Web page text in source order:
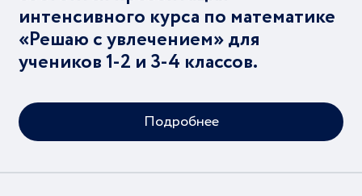
интенсивного курса по математике
«Решаю с увлечением» для
учеников 1-2 и 3-4 классов.
Подробнее